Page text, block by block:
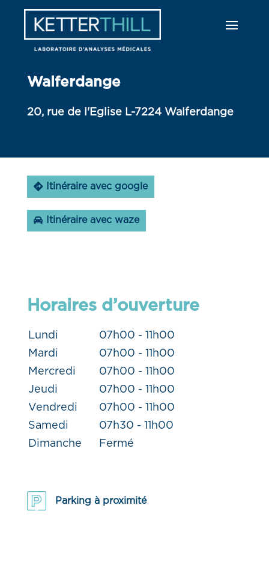
Walferdange
20, rue de l'Eglise L-7224 Walferdange
Itinéraire avec google
Itinéraire avec waze
Horaires d’ouverture
Lundi
07h00 - 11h00
Mardi
07h00 - 11h00
Mercredi
07h00 - 11h00
Jeudi
07h00 - 11h00
Vendredi
07h00 - 11h00
Samedi
07h30 - 11h00
Dimanche
Fermé
Parking à proximité